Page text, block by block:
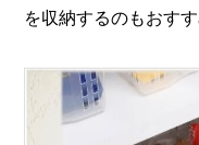
を収納するのもおすす